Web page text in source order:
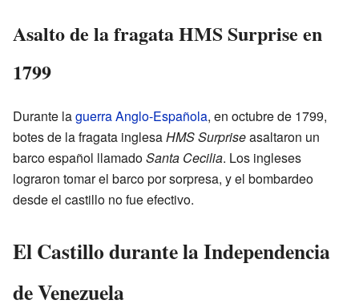
Asalto de la fragata HMS Surprise en
1799
Durante laguerra Anglo-Española, en octubre de 1799,
botes de la fragata inglesaHMS Surpriseasaltaron un
barco español llamadoSanta Cecilia. Los ingleses
lograron tomar el barco por sorpresa, y el bombardeo
desde el castillo no fue efectivo.
El Castillo durante la Independencia
de Venezuela